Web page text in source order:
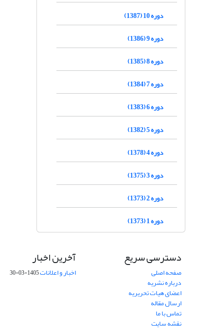
دوره 10 (1387)
دوره 9 (1386)
دوره 8 (1385)
دوره 7 (1384)
دوره 6 (1383)
دوره 5 (1382)
دوره 4 (1378)
دوره 3 (1375)
دوره 2 (1373)
دوره 1 (1373)
دسترسی سریع
صفحه اصلی
درباره نشریه
اعضای هیات تحریریه
ارسال مقاله
تماس با ما
نقشه سایت
آخرین اخبار
اخبار و اعلانات1405-03-30